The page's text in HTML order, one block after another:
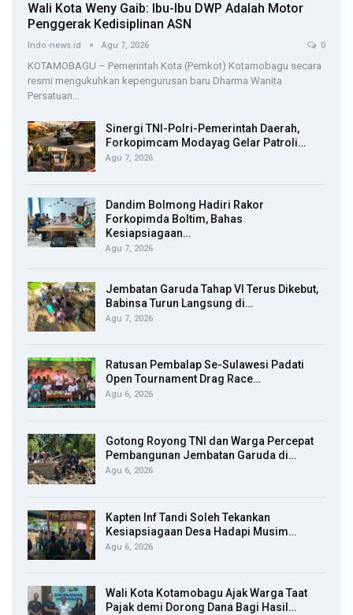
Wali Kota Weny Gaib: Ibu-Ibu DWP Adalah Motor
Penggerak Kedisiplinan ASN
Indo-news.id Agu 7, 2026 0
KOTAMOBAGU – Pemerintah Kota (Pemkot) Kotamobagu secara
resmi mengukuhkan kepengurusan baru Dharma Wanita
Persatuan…
Sinergi TNI-Polri-Pemerintah Daerah,
Forkopimcam Modayag Gelar Patroli…
Agu 7, 2026
Dandim Bolmong Hadiri Rakor
Forkopimda Boltim, Bahas
Kesiapsiagaan…
Agu 7, 2026
Jembatan Garuda Tahap VI Terus Dikebut,
Babinsa Turun Langsung di…
Agu 7, 2026
Ratusan Pembalap Se-Sulawesi Padati
Open Tournament Drag Race…
Agu 6, 2026
Gotong Royong TNI dan Warga Percepat
Pembangunan Jembatan Garuda di…
Agu 6, 2026
Kapten Inf Tandi Soleh Tekankan
Kesiapsiagaan Desa Hadapi Musim…
Agu 6, 2026
Wali Kota Kotamobagu Ajak Warga Taat
Pajak demi Dorong Dana Bagi Hasil…